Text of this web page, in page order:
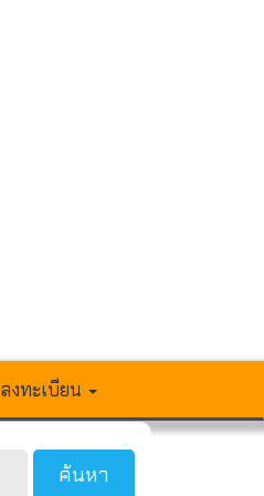
ลงทะเบียน